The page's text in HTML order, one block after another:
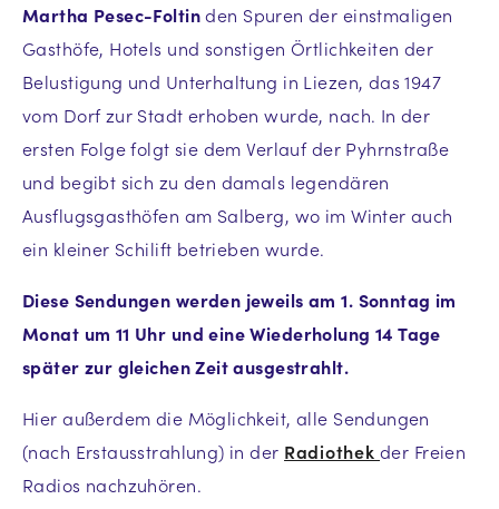
Martha Pesec-Foltinden Spuren der einstmaligen
Gasthöfe, Hotels und sonstigen Örtlichkeiten der
Belustigung und Unterhaltung in Liezen, das 1947
vom Dorf zur Stadt erhoben wurde, nach. In der
ersten Folge folgt sie dem Verlauf der Pyhrnstraße
und begibt sich zu den damals legendären
Ausflugsgasthöfen am Salberg, wo im Winter auch
ein kleiner Schilift betrieben wurde.
Diese Sendungen werden jeweils am 1. Sonntag im
Monat um 11 Uhr und eine Wiederholung 14 Tage
später zur gleichen Zeit ausgestrahlt.
Hier außerdem die Möglichkeit, alle Sendungen
(nach Erstausstrahlung) in der Radiothekder Freien
Radios nachzuhören.